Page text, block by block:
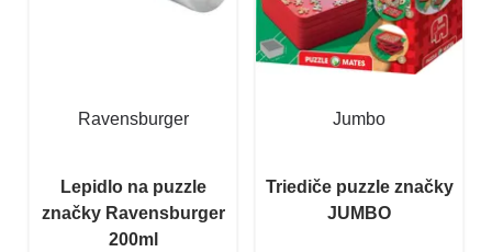
Ravensburger
Lepidlo na puzzle
značky Ravensburger
200ml
Jumbo
Triediče puzzle značky
JUMBO